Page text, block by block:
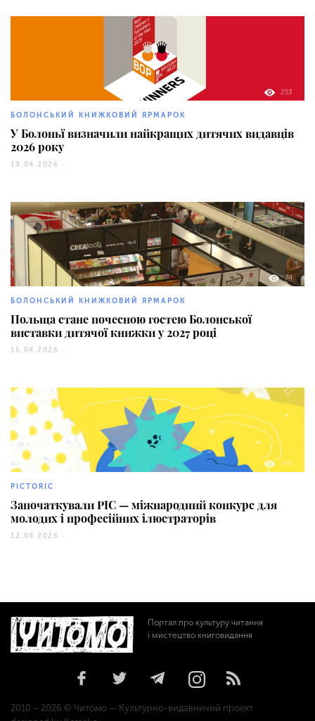
253
БОЛОНСЬКИЙ КНИЖКОВИЙ ЯРМАРОК
У Болоньї визначили найкращих дитячих видавців
2026 року
19.04.2026 -
74
БОЛОНСЬКИЙ КНИЖКОВИЙ ЯРМАРОК
Польща стане почесною гостею Болонської
виставки дитячої книжки у 2027 році
15.04.2026 -
768
PICTORIC
Започаткували PIC — міжнародний конкурс для
молодих і професійних ілюстраторів
12.04.2026 -
Портал про культуру читання
і мистецтво книговидання
2010 – 2026 © Читомо — Культурно-видавничий проект